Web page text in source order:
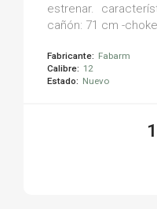
estrenar.
cañón: 71 cm -
Fabricante: Fabarm
Calibre: 12
Estado: Nuevo